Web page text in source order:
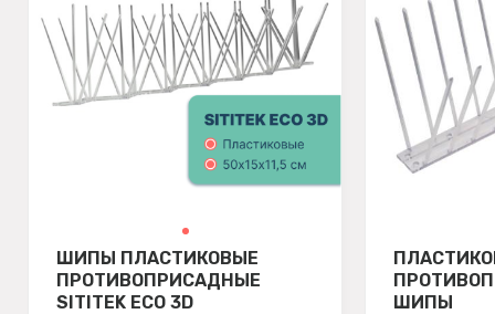
ШИПЫ ПЛАСТИКОВЫЕ
ПРОТИВОПРИСАДНЫЕ
SITITEK ECO 3D
ШИПЫ